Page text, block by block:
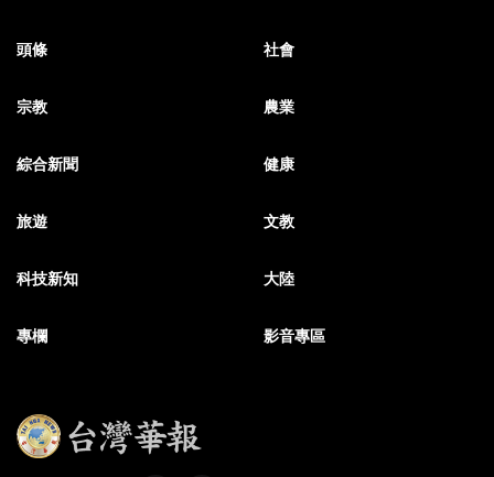
頭條 社會
宗教 農業
綜合新聞 健康
旅遊 文教
科技新知 大陸
專欄 影音專區